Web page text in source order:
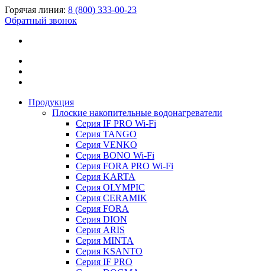
Горячая линия: 8 (800) 333-00-23
Обратный звонок
Продукция
Плоские накопительные водонагреватели
Серия IF PRO Wi-Fi
Серия TANGO
Серия VENKO
Серия BONO Wi-Fi
Серия FORA PRO Wi-Fi
Серия KARTA
Серия OLYMPIC
Серия CERAMIK
Серия FORA
Серия DION
Серия ARIS
Серия MINTA
Серия KSANTO
Серия IF PRO